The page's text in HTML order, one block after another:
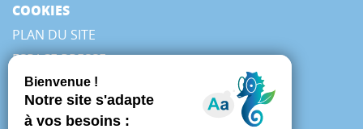
COOKIES
PLAN DU SITE
ESPACE PRESSE